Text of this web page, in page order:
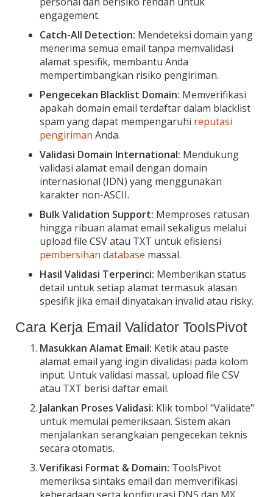
engagement.
Catch-All Detection: Mendeteksi domain yang
menerima semua email tanpa memvalidasi
alamat spesifik, membantu Anda
mempertimbangkan risiko pengiriman.
Pengecekan Blacklist Domain: Memverifikasi
apakah domain email terdaftar dalam blacklist
spam yang dapat mempengaruhi reputasi
pengiriman Anda.
Validasi Domain International: Mendukung
validasi alamat email dengan domain
internasional (IDN) yang menggunakan
karakter non-ASCII.
Bulk Validation Support: Memproses ratusan
hingga ribuan alamat email sekaligus melalui
upload file CSV atau TXT untuk efisiensi
pembersihan database massal.
Hasil Validasi Terperinci: Memberikan status
detail untuk setiap alamat termasuk alasan
spesifik jika email dinyatakan invalid atau risky.
Cara Kerja Email Validator ToolsPivot
Masukkan Alamat Email: Ketik atau paste
alamat email yang ingin divalidasi pada kolom
input. Untuk validasi massal, upload file CSV
atau TXT berisi daftar email.
Jalankan Proses Validasi: Klik tombol "Validate"
untuk memulai pemeriksaan. Sistem akan
menjalankan serangkaian pengecekan teknis
secara otomatis.
Verifikasi Format & Domain: ToolsPivot
memeriksa sintaks email dan memverifikasi